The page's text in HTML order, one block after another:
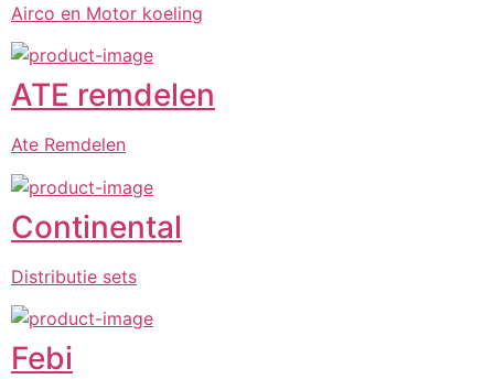
Airco en Motor koeling
ATE remdelen
Ate Remdelen
Continental
Distributie sets
Febi